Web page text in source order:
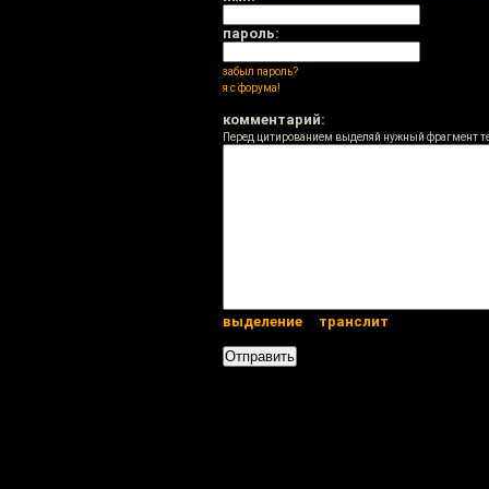
пароль:
забыл пароль?
я с форума!
комментарий:
Перед цитированием выделяй нужный фрагмент
выделение транслит